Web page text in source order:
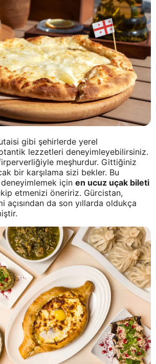
gibi şehirlerde yerel
lezzetleri deneyimleyebilirsiniz.
meşhurdur. Gittiğiniz
bir karşılama sizi bekler. Bu
için en ucuz uçak bileti
etmenizi öneririz. Gürcistan,
açısından da son yıllarda oldukça